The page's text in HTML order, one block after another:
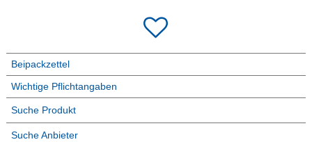
Beipackzettel
Wichtige Pflichtangaben
Suche Produkt
Suche Anbieter